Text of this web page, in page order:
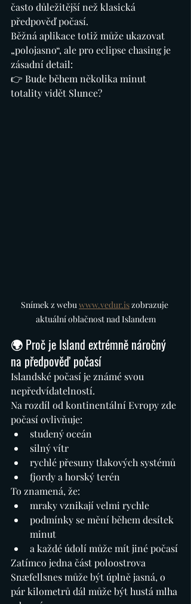
často důležitější než klasická
předpověď počasí.
Běžná aplikace totiž může ukazovat
„polojasno“, ale pro eclipse chasing je
zásadní detail:
👉 Bude během několika minut
totality vidět Slunce?
Snímek z webu www.vedur.is zobrazuje
aktuální oblačnost nad Islandem
🌍 Proč je Island extrémně náročný
na předpověď počasí
Islandské počasí je známé svou
nepředvídatelností.
Na rozdíl od kontinentální Evropy zde
počasí ovlivňuje:
studený oceán
silný vítr
rychlé přesuny tlakových systémů
fjordy a horský terén
To znamená, že:
mraky vznikají velmi rychle
podmínky se mění během desítek
minut
a každé údolí může mít jiné počasí
Zatímco jedna část poloostrova
Snæfellsnes může být úplně jasná, o
pár kilometrů dál může být hustá mlha